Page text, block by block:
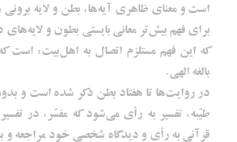
است و معنای ظاهری آیه‌ها، بطن و لایه‌
برای فهم بیش‌تر معانی بایستی بطون و
که این فهم مستلزم اتصال به اهل‌بیت: است
بالغه‌ الهی.
در روایت‌ها تا هفتاد بطن ذکر شده است و
طیّبه، تفسیر به رأی می‌شود که مفسّر، در
قرآنی به رأی و دیدگاه شخصی خود مراجعه و